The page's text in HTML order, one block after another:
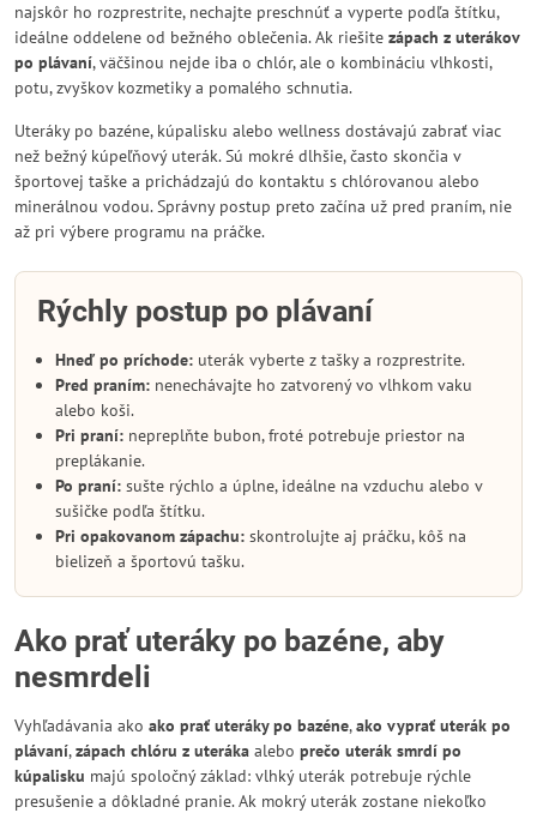
najskôr ho rozprestrite, nechajte preschnúť a vyperte podľa štítku,
ideálne oddelene od bežného oblečenia. Ak riešite zápach z uterákov
po plávaní, väčšinou nejde iba o chlór, ale o kombináciu vlhkosti,
potu, zvyškov kozmetiky a pomalého schnutia.
Uteráky po bazéne, kúpalisku alebo wellness dostávajú zabrať viac
než bežný kúpeľňový uterák. Sú mokré dlhšie, často skončia v
športovej taške a prichádzajú do kontaktu s chlórovanou alebo
minerálnou vodou. Správny postup preto začína už pred praním, nie
až pri výbere programu na práčke.
Rýchly postup po plávaní
Hneď po príchode: uterák vyberte z tašky a rozprestrite.
Pred praním: nenechávajte ho zatvorený vo vlhkom vaku
alebo koši.
Pri praní: nepreplňte bubon, froté potrebuje priestor na
preplákanie.
Po praní: sušte rýchlo a úplne, ideálne na vzduchu alebo v
sušičke podľa štítku.
Pri opakovanom zápachu: skontrolujte aj práčku, kôš na
bielizeň a športovú tašku.
Ako prať uteráky po bazéne, aby
nesmrdeli
Vyhľadávania ako ako prať uteráky po bazéne,ako vyprať uterák po
plávaní,zápach chlóru z uteráka alebo prečo uterák smrdí po
kúpalisku majú spoločný základ: vlhký uterák potrebuje rýchle
presušenie a dôkladné pranie. Ak mokrý uterák zostane niekoľko